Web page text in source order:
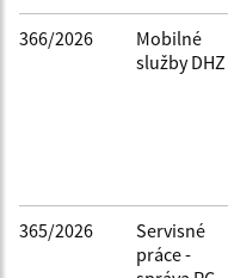
Filtrovať
366/2026
Mobilné
služby DHZ
365/2026
Servisné
práce -